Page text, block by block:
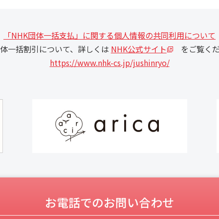
「NHK団体一括支払」に関する個人情報の共同利用について
一括割引について、詳しくは NHK公式サイト
をご覧く
https://www.nhk-cs.jp/jushinryo/
お電話でのお問い合わせ